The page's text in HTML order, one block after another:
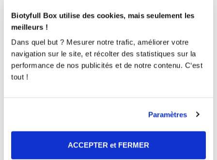
Biotyfull Box utilise des cookies, mais seulement les
meilleurs !
Dans quel but ? Mesurer notre trafic, améliorer votre
navigation sur le site, et récolter des statistiques sur la
performance de nos publicités et de notre contenu. C‘est
tout !
Paramètres
ACCEPTER et FERMER